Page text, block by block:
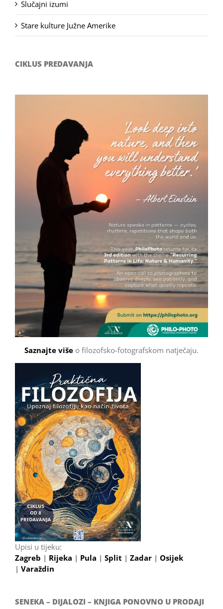
Slučajni izumi
Stare kulture Južne Amerike
CIKLUS PREDAVANJA
Saznajte više o filozofsko-fotografskom natječaju.
Upisi u tijeku:
Zagreb | Rijeka | Pula | Split | Zadar | Osijek
| Varaždin
SENEKA – DIJALOZI – KNJIGA PONOVNO U PRODAJI